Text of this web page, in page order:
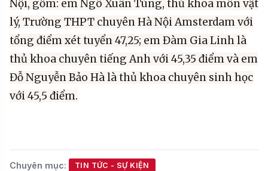
Nội, gồm: em Ngô Xuân Tùng, thủ khoa môn vật
lý, Trường THPT chuyên Hà Nội Amsterdam với
tổng điểm xét tuyển 47,25; em Đàm Gia Linh là
thủ khoa chuyên tiếng Anh với 45,35 điểm và em
Đỗ Nguyễn Bảo Hà là thủ khoa chuyên sinh học
với 45,5 điểm.
Chuyên mục: TIN TỨC - SỰ KIỆN